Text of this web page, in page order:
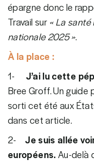
épargne donc le
Travail sur« La
nationale 2025 ».
À la place :
1- J’ai lu cette
Bree Groff. Un guide
sorti cet été aux
dans cet article.
2- Je suis allée
européens.Au-delà